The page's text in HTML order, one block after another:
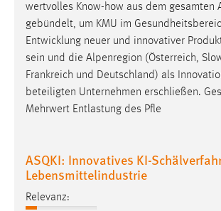
wertvolles Know-how aus dem gesamten
gebündelt, um KMU im
Entwicklung neuer und innovativer
sein und die Alpenregion (Österreich,
Frankreich und Deutschland) als
beteiligten Unternehmen erschließen.
Mehrwert Entlastung des Pfle
ASQKI: Innovatives KI-
Lebensmittelindustrie
Relevanz: